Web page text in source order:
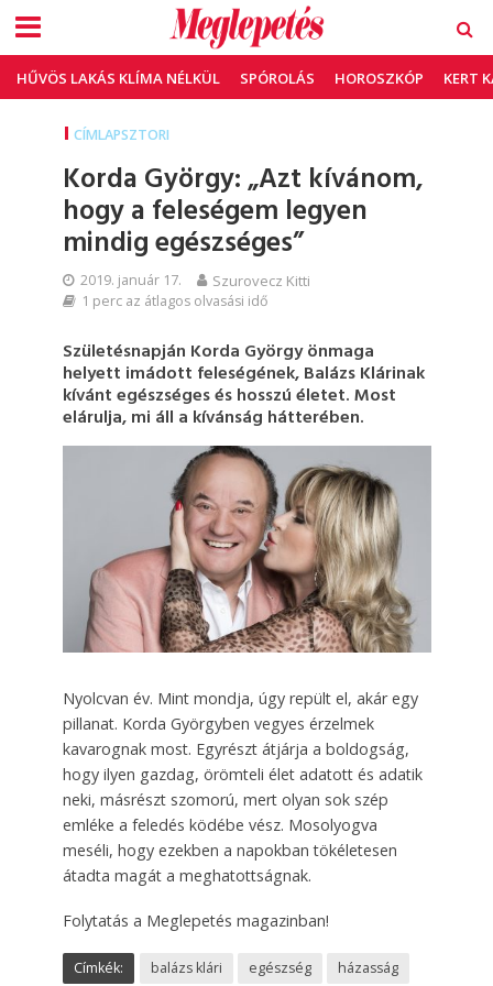
HŰVÖS LAKÁS KLÍMA NÉLKÜL SPÓROLÁS HOROSZKÓP KERT
CÍMLAPSZTORI
Korda György: „Azt kívánom,
hogy a feleségem legyen
mindig egészséges”
2019. január 17. Szurovecz Kitti
1 perc az átlagos olvasási idő
Születésnapján Korda György önmaga
helyett imádott feleségének, Balázs Klárinak
kívánt egészséges és hosszú életet. Most
elárulja, mi áll a kívánság hátterében.
Nyolcvan év. Mint mondja, úgy repült el, akár egy
pillanat. Korda Györgyben vegyes érzelmek
kavarognak most. Egyrészt átjárja a boldogság,
hogy ilyen gazdag, örömteli élet adatott és adatik
neki, másrészt szomorú, mert olyan sok szép
emléke a feledés ködébe vész. Mosolyogva
meséli, hogy ezekben a napokban tökéletesen
átadta magát a meghatottságnak.
Folytatás a Meglepetés magazinban!
Címkék: balázs klári egészség
házasság